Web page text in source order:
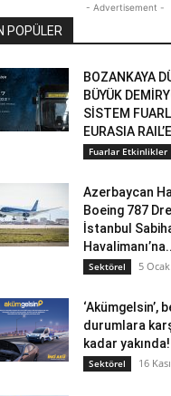
- Advertisement -
POPÜLER
BOZANKAYA
BÜYÜK
SİSTEM
EURASIA
Fuarlar Etkinlikler
Azerbaycan
Boeing 787
İstanbul
Sektörel 5
‘Akümgelsin’,
durumlara
kadar yakında!
Sektörel 16